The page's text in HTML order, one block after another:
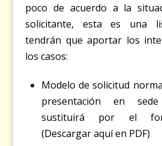
poco de acuerdo a la
solicitante, esta es una
tendrán que aportar los
los casos:
Modelo de solicitud
presentación en
sustituirá por el
(Descargar aquí en PDF)